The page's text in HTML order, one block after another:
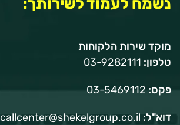
נשמח לעמוד לשירותך:
מוקד שירות הלקוחות
טלפון:
פקס:
דוא"ל: callcenter@shekelgroup.co.il